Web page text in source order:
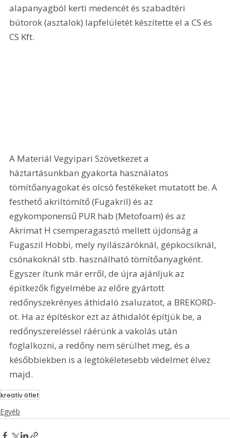
alapanyagból kerti medencét és szabadtéri
bútorok (asztalok) lapfelületét készítette el a CS és
CS Kft.
A Materiál Vegyipari Szövetkezet a
háztartásunkban gyakorta használatos
tömítőanyagokat és olcsó festékeket mutatott be. A
festhető akriltömítő (Fugakril) és az
egykomponensű PUR hab (Metofoam) és az
Akrimat H csemperagasztó mellett újdonság a
Fugaszil Hobbi, mely nyílászáróknál, gépkocsiknál,
csónakoknál stb. használható tömítőanyagként.
Egyszer ítunk már erről, de újra ajánljuk az
építkezők figyelmébe az előre gyártott
redőnyszekrényes áthidaló zsaluzatot, a BREKORD-
ot. Ha az építéskor ezt az áthidalót építjük be, a
redőnyszereléssel ráérünk a vakolás után
foglalkozni, a redőny nem sérülhet meg, és a
későbbiekben is a legtökéletesebb védelmet élvez
majd.
kreatív ötlet
Egyéb